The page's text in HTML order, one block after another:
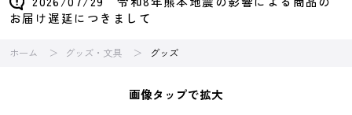
お届け遅延につきまして
ホーム グッズ・文具 グッズ
画像タップで拡大